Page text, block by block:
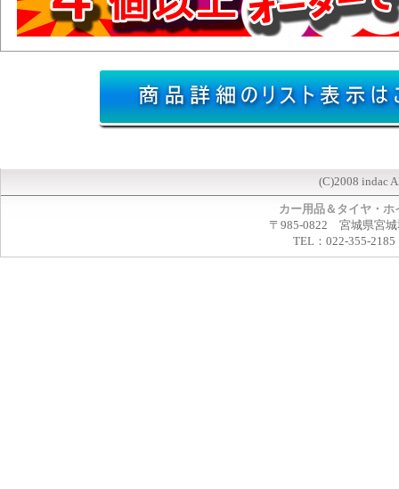
(C)2008 indac
カー用品＆タイヤ・
〒985-0822 宮城県宮城
TEL：022-355-